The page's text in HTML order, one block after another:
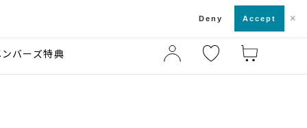
ンバーズ特典
Deny Accept ×